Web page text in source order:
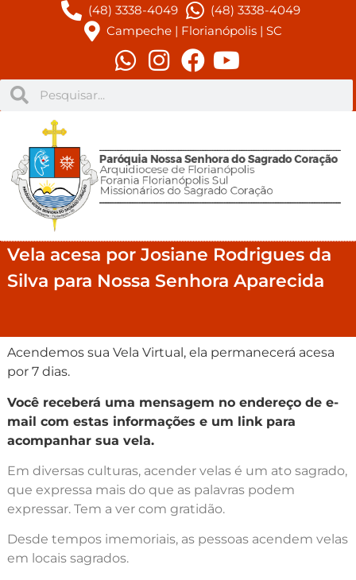
(48) 3338-4049
(48) 3338-4049
Campeche | Florianópolis | SC
Vela acesa por Josiane Rodrigues da
Silva para Nossa Senhora Aparecida
Acendemos sua Vela Virtual, ela permanecerá acesa
por 7 dias.
Você receberá uma mensagem no endereço de e-
mail com estas informações e um link para
acompanhar sua vela.
Em diversas culturas, acender velas é um ato sagrado,
que expressa mais do que as palavras podem
expressar. Tem a ver com gratidão.
Desde tempos imemoriais, as pessoas acendem velas
em locais sagrados.